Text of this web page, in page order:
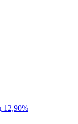
12,90%